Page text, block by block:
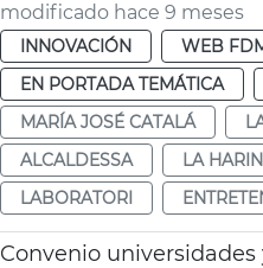
modificado hace 9 meses
INNOVACIÓN WEB
EN PORTADA TEMÁTICA
MARÍA JOSÉ CATALÁ
ALCALDESSA
LA
LABORATORI
Convenio universidades